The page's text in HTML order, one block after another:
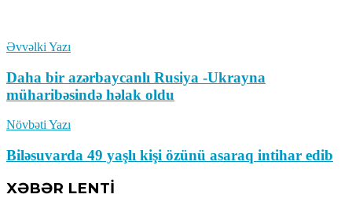
Əvvəlki Yazı
Daha bir azərbaycanlı Rusiya -Ukrayna
müharibəsində həlak oldu
Növbəti Yazı
Biləsuvarda 49 yaşlı kişi özünü asaraq intihar edib
XƏBƏR LENTİ